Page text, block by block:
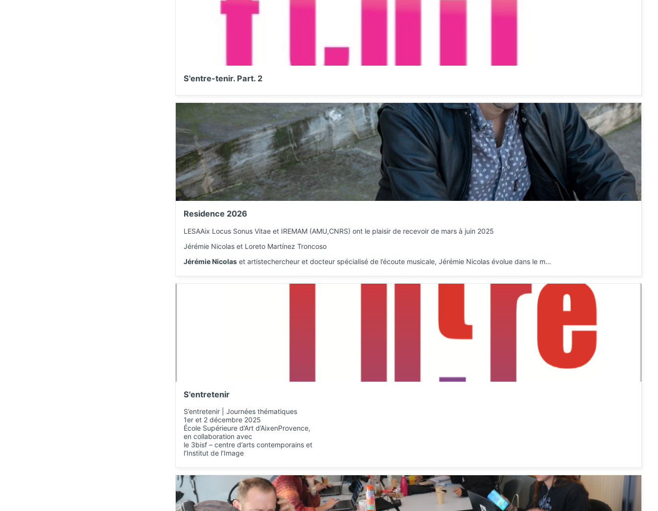
S'entre-tenir. Part. 2
Residence 2026
LESAAix Locus Sonus Vitae et IREMAM (AMU,CNRS) ont le plaisir de recevoir de mars à juin 2025
Jérémie Nicolas et Loreto Martínez Troncoso
Jérémie Nicolas et artistechercheur et docteur spécialisé de l’écoute musicale, Jérémie Nicolas évolue dans le m…
S'entretenir
S’entretenir | Journées thématiques
1er et 2 décembre 2025
École Supérieure d’Art d’AixenProvence,
en collaboration avec
le 3bisf – centre d’arts contemporains et
l’Institut de l’Image